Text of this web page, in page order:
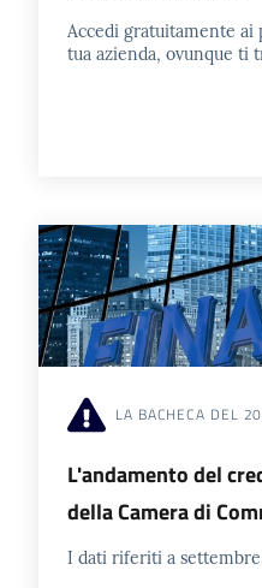
Accedi gratuitamente
tua azienda, ovunque ti
LA BACHECA DEL
L'andamento del
della Camera di
I dati riferiti a